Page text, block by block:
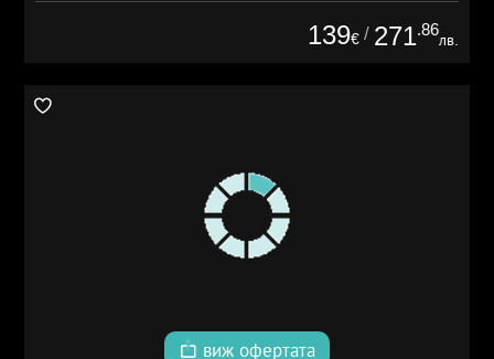
139€ / 271.86
лв.
виж офертата